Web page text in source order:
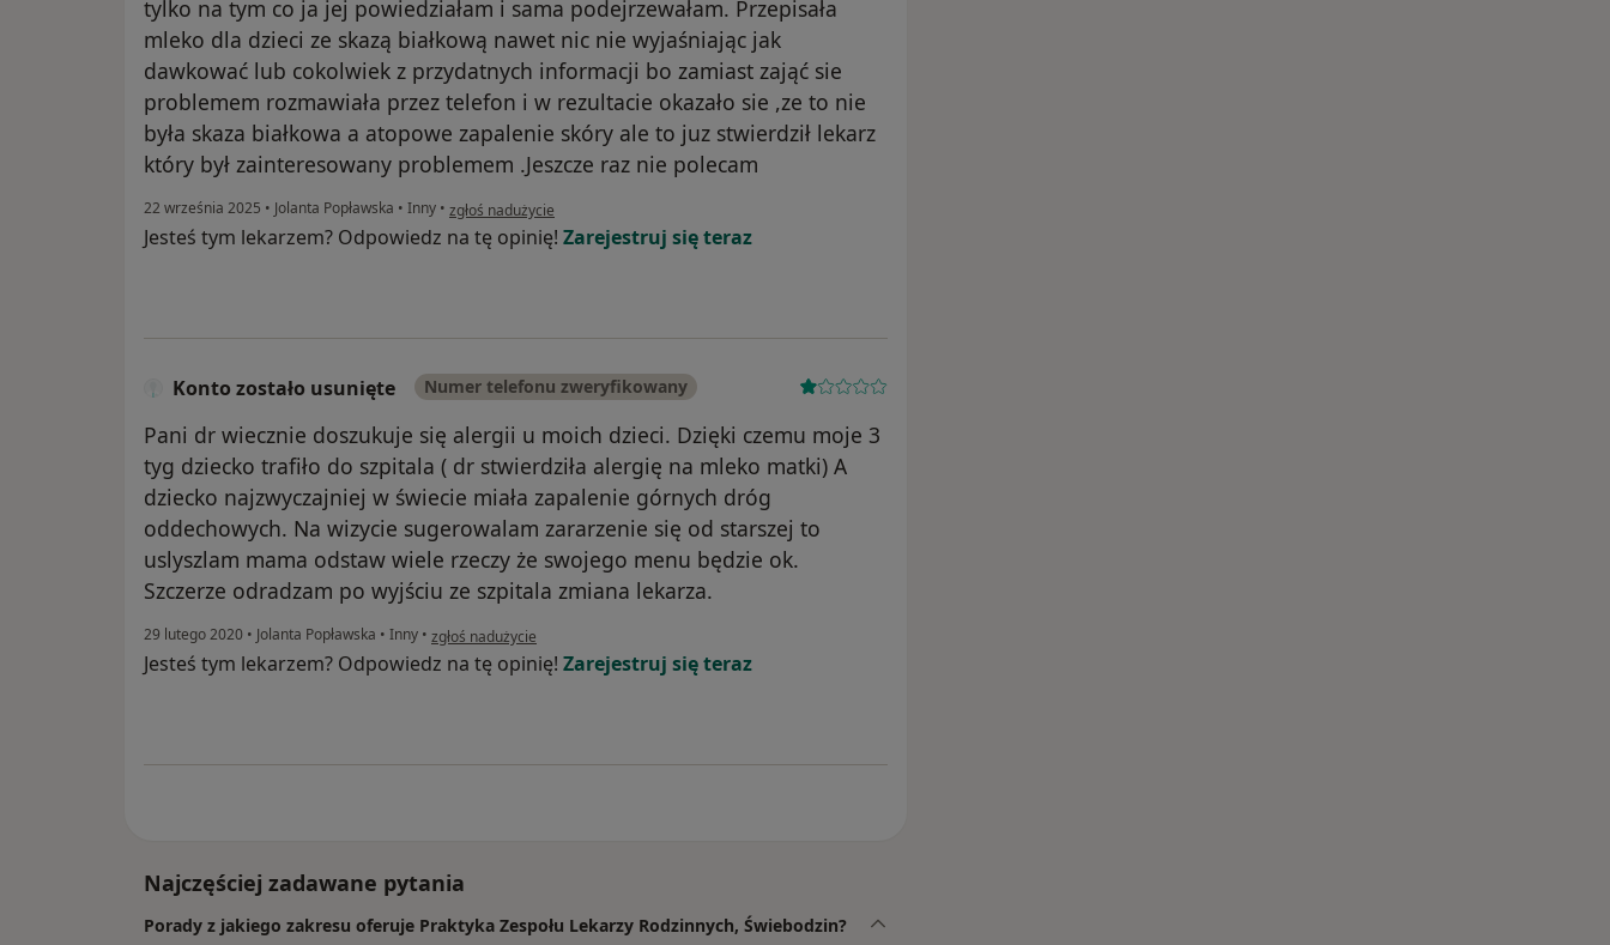
tylko na tym co ja jej powiedziałam i sama podejrzewałam. Przepisała
mleko dla dzieci ze skazą białkową nawet nic nie wyjaśniając jak
dawkować lub cokolwiek z przydatnych informacji bo zamiast zająć sie
problemem rozmawiała przez telefon i w rezultacie okazało sie ,ze to nie
była skaza białkowa a atopowe zapalenie skóry ale to juz stwierdził lekarz
który był zainteresowany problemem .Jeszcze raz nie polecam
22 września 2025 • Jolanta Popławska • Inny • w opinii użytkownika Aleksandra
zgłoś nadużycie
Jesteś tym lekarzem? Odpowiedz na tę opinię! Zarejestruj się teraz
Konto zostało usunięte Numer telefonu zweryfikowany
Pani dr wiecznie doszukuje się alergii u moich dzieci. Dzięki czemu moje 3
tyg dziecko trafiło do szpitala ( dr stwierdziła alergię na mleko matki) A
dziecko najzwyczajniej w świecie miała zapalenie górnych dróg
oddechowych. Na wizycie sugerowalam zararzenie się od starszej to
uslyszlam mama odstaw wiele rzeczy że swojego menu będzie ok.
Szczerze odradzam po wyjściu ze szpitala zmiana lekarza.
29 lutego 2020 • Jolanta Popławska • Inny • w opinii użytkownika Konto zostało usunięte
zgłoś nadużycie
Jesteś tym lekarzem? Odpowiedz na tę opinię! Zarejestruj się teraz
Najczęściej zadawane pytania
Porady z jakiego zakresu oferuje Praktyka Zespołu Lekarzy Rodzinnych, Świebodzin?